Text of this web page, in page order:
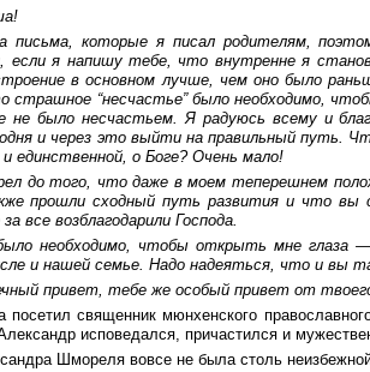
письма, которые я писал родителям,
если я напишу тебе, что внутренне я
в основном лучше, чем оно было
страшное “несчастье” было необходимо,
не было несчастьем. Я радуюсь всему и
и через это выйти на правильный путь.
единственной, о Боге? Очень мало!
до того, что даже в моем теперешнем
прошли сходный путь развития и что вы
все возблагодарили Господа.
необходимо, чтобы открыть мне глаза
и нашей семье. Надо надеяться, что и вы
привет, тебе же особый привет от
посетил священник мюнхенского
исповедался, причастился и
Шмореля вовсе не была столь